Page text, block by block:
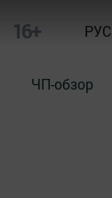
16+ РУС
ЧП-обзор